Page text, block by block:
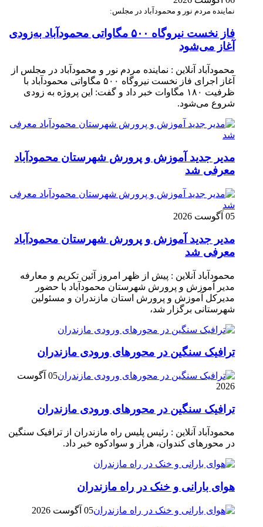
نماینده مردم نور و محمودآباد در مجلس:
فاز نخست نیروگاه ۵۰۰ مگاواتی محمودآباد به‌زودی
آغاز می‌شود
محمودآباد آنلاین : نماینده مردم نور و محمودآباد در مجلس از
آغاز اجرای فاز نخست نیروگاه ۵۰۰ مگاواتی محمودآباد با
ظرفیت ۱۸۰ مگاوات خبر داد و گفت: این پروژه به زودی
شروع می‌شود.
مدیر جدید آموزش و پرورش شهرستان محمودآباد
معرفی شد
05 آگوست 2026
مدیر جدید آموزش و پرورش شهرستان محمودآباد
معرفی شد
محمودآباد آنلاین : پیش از ظهر امروز آئین تکریم و معارفه
مدیر آموزش و پرورش شهرستان محمودآباد با حضور
مدیرکل آموزش و پرورش استان مازندران و مسئولین
شهرستانی برگزار شد،
ترافیک سنگین در محور‌های ورودی مازندران
05 آگوست
2026
ترافیک سنگین در محور‌های ورودی مازندران
محمودآباد آنلاین : رئیس پلیس راه مازندران از ترافیک سنگین
در محور‌های کندوان، هراز و سوادکوه خبر داد.
هوای بارانی و خنک در راه مازندران
05 آگوست 2026